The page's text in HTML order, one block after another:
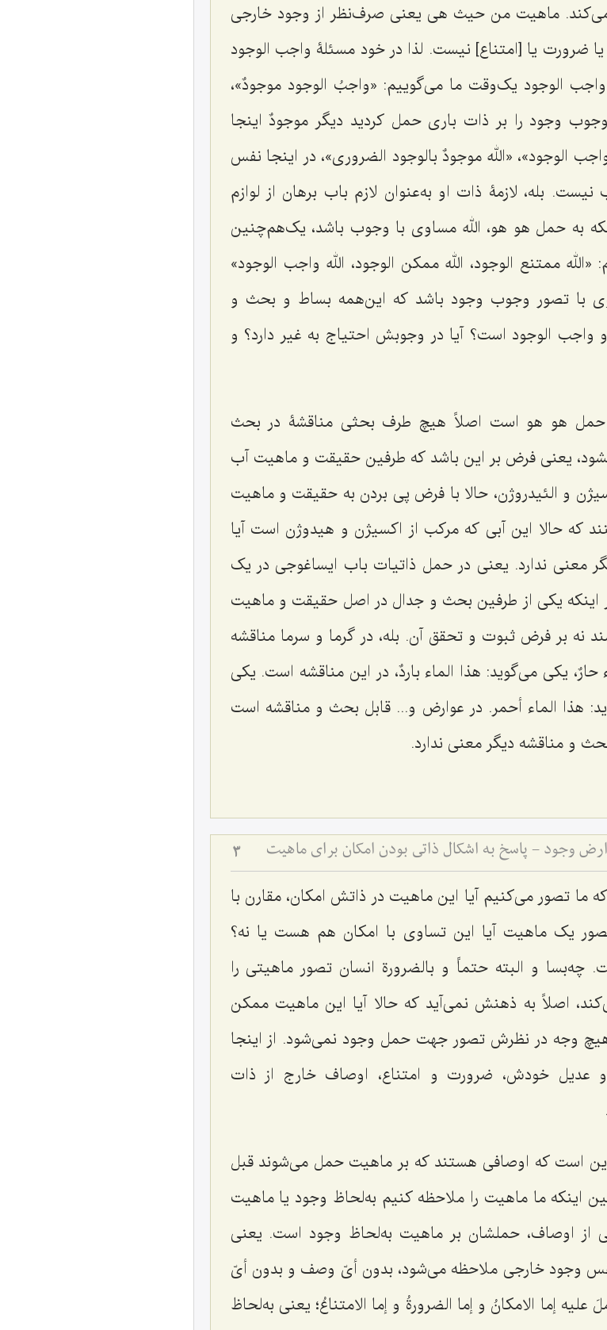
ماهیت من حیث هی یعنی صرف‌نظر از وجود خارجی
ضرورت یا [امتناع] نیست. لذا در خود مسئلۀ واجب الوجود
الوجود یک‌وقت ما می‌گوییم: «واجبُ الوجود موجودٌ»،
وجود را بر ذات باری حمل کردید دیگر موجودٌاینجا
واجب الوجود»، «الله موجودٌ بالوجود الضروری»، در اینجا نفس
بله، لازمۀ ذات او به‌عنوان لازم باب برهان از لوازم
به حمل هو هو، الله مساوی با وجوب باشد، یک‌هم‌چنین
«الله ممتنع الوجود، الله ممکن الوجود، الله واجب الوجود»
با تصور وجوب وجود باشد که این‌همه بساط و بحث و
واجب الوجود است؟ آیا در وجوبش احتیاج به غیر دارد؟ و
حمل هو هو است اصلاً هیچ طرف بحثی مناقشۀ در بحث
یعنی فرض بر این باشد که طرفین حقیقت و ماهیت آب
و الئیدروژن، حالا با فرض پی بردن به حقیقت و ماهیت
که حالا این آبی که مرکب از اکسیژن و هیدوژن است آیا
معنی ندارد. یعنی در حمل ذاتیات باب ایساغوجی در یک
اینکه یکی از طرفین بحث و جدال در اصل حقیقت و ماهیت
نه بر فرض ثبوت و تحقق آن. بله، در گرما و سرما مناقشه
حارٌ، یکی می‌گوید: هذا الماء باردٌ، در این مناقشه است. یکی
هذا الماء أحمر. در عوارض و... قابل بحث و مناقشه است
و مناقشه دیگر معنی ندارد.
وجود - پاسخ به اشکال ذاتی بودن امکان برای ماهیت 3
تصور می‌کنیم آیا این ماهیت در ذاتش امکان، مقارن با
یک ماهیت آیا این تساوی با امکان هم هست یا نه؟
چه‌بسا و البته حتماً و بالضرورة انسان تصور ماهیتی را
اصلاً به ذهنش نمی‌آید که حالا آیا این ماهیت ممکن
وجه در نظرش تصور جهت حمل وجود نمی‌شود. از اینجا
عدیل خودش، ضرورت و امتناع، اوصاف خارج از ذات
است که اوصافی هستند که بر ماهیت حمل می‌شوند قبل
اینکه ما ماهیت را ملاحظه کنیم به‌لحاظ وجود یا ماهیت
از اوصاف، حملشان بر ماهیت به‌لحاظ وجود است. یعنی
وجود خارجی ملاحظه می‌شود، بدون أیّ وصف و بدون أیّ
إما الامکانُ و إما الضرورةُ و إما الامتناعُ؛ یعنی به‌لحاظ